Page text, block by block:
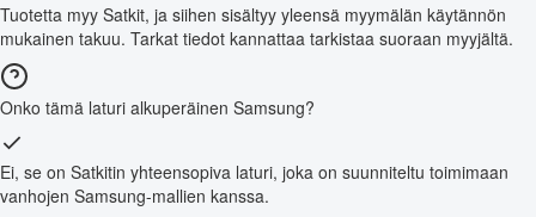
Tuotetta myy Satkit, ja siihen sisältyy yleensä myymälän käytännön
mukainen takuu. Tarkat tiedot kannattaa tarkistaa suoraan myyjältä.
Onko tämä laturi alkuperäinen Samsung?
Ei, se on Satkitin yhteensopiva laturi, joka on suunniteltu toimimaan
vanhojen Samsung-mallien kanssa.